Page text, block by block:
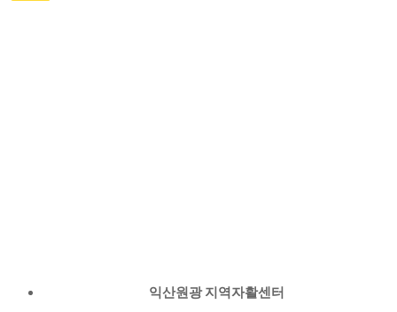
익산원광 지역자활센터